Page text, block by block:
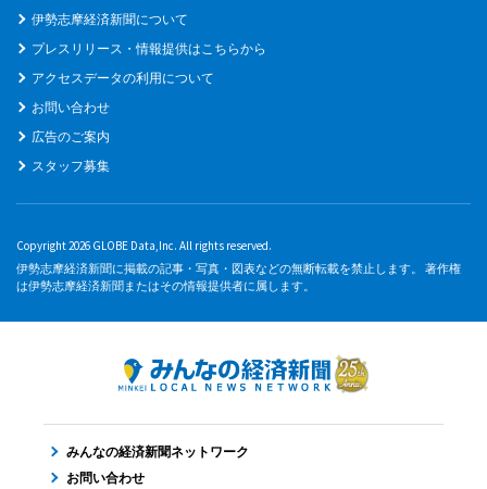
伊勢志摩経済新聞について
プレスリリース・情報提供はこちらから
アクセスデータの利用について
お問い合わせ
広告のご案内
スタッフ募集
Copyright 2026 GLOBE Data,Inc. All rights reserved.
伊勢志摩経済新聞に掲載の記事・写真・図表などの無断転載を禁止します。 著作権
は伊勢志摩経済新聞またはその情報提供者に属します。
みんなの経済新聞ネットワーク
お問い合わせ